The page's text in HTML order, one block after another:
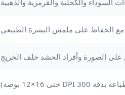
الحفاظ على ملمس البشرة الطبيعي
على الصورة وأفراد الحشد خلف الخريج